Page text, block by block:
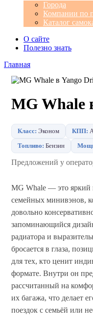
Города
Компании по
Каталог
О сайте
Полезно знать
Главная
MG Whale
Класс: Эконом КПП:
Топливо: Бензин
Предложений у
MG Whale — это яркий
семейных минивэнов,
довольно
запоминающийся
радиатора и
бросается в глаза,
для тех, кто ценит
формате. Внутри он
рассчитанный на
их багажа, что делает
поездок с семьёй или